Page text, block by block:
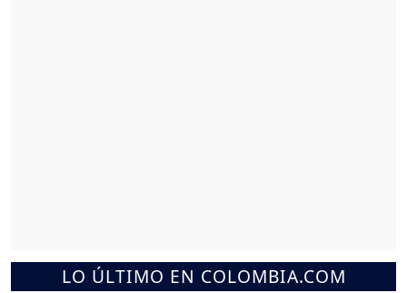
LO ÚLTIMO EN COLOMBIA.COM